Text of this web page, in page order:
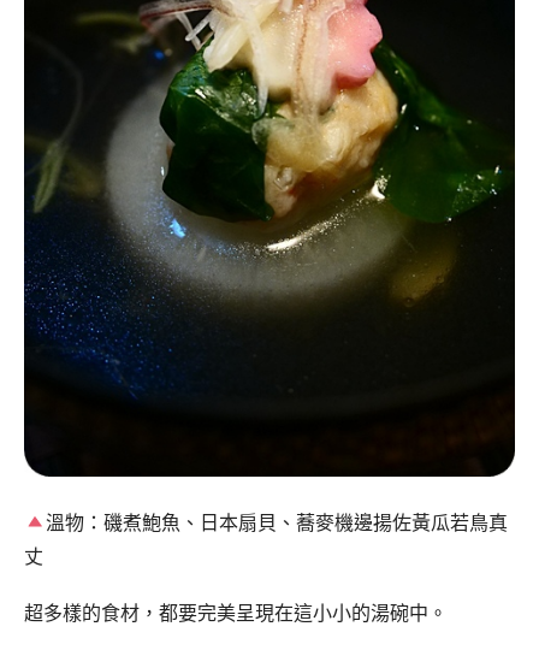
溫物：磯煮鮑魚、日本扇貝、蕎麥機邊揚佐黃瓜若鳥真
丈
超多樣的食材，都要完美呈現在這小小的湯碗中。